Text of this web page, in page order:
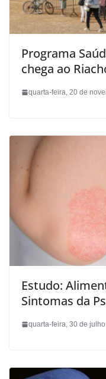
Programa
chega ao
quarta-feira, 20 de
Estudo:
Sintomas da
quarta-feira, 30 de